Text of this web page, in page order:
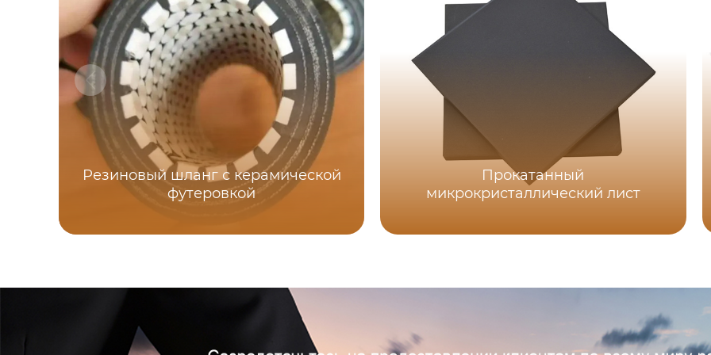
Резиновый шланг с керамической
футеровкой
Прокатанный
микрокристаллический лист